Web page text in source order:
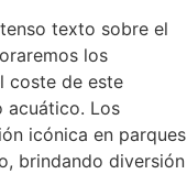
texto sobre el
los
coste de este
acuático. Los
icónica en parques
brindando diversión